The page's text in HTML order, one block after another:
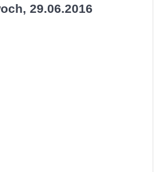
29.06.2016